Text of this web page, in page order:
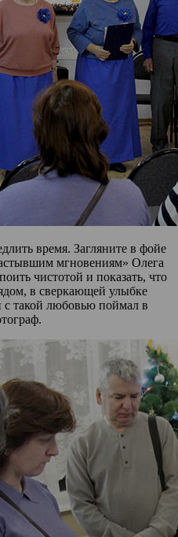
время. Загляните в фойе
мгновениям» Олега
чистотой и показать, что
в сверкающей улыбке
с такой любовью поймал в